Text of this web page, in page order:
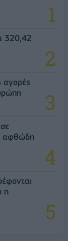
320,42
αγορές
αφθώδη
η